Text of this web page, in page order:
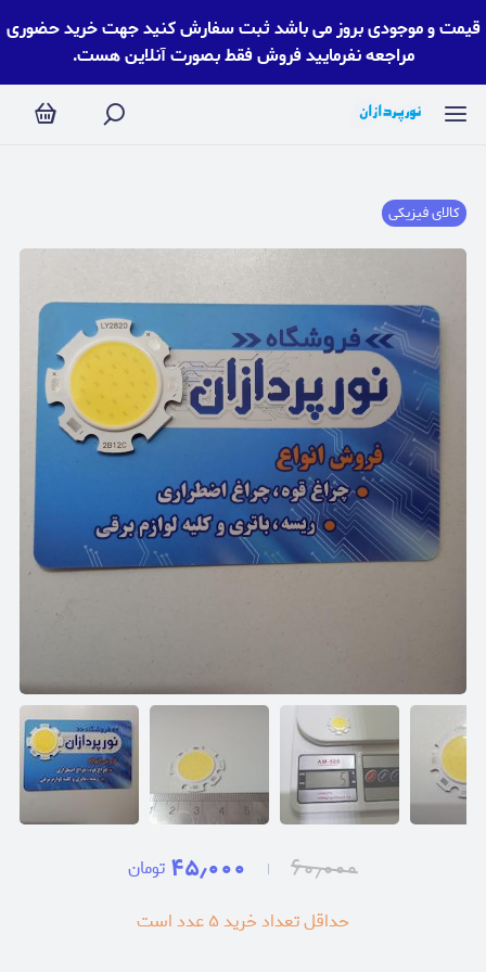
قیمت و موجودی بروز می باشد ثبت سفارش کنید جهت خرید حضوری
مراجعه نفرمایید فروش فقط بصورت آنلاین هست.
کالای فیزیکی
۶۰٫۰۰۰ ۴۵٫۰۰۰ تومان
حداقل تعداد خرید۵عدد است